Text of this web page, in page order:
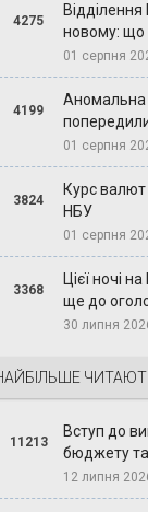
4275
новому: що
01 серпня
4199
Аномальна
01 серпня
3824
Курс валют
НБУ
01 серпня
3368
Цієї ночі
ще до
30 липня
11213
Вступ до
бюджету
12 липня